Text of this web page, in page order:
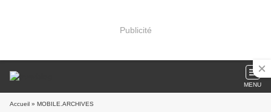
Publicité
MENU
Accueil » MOBILE.ARCHIVES